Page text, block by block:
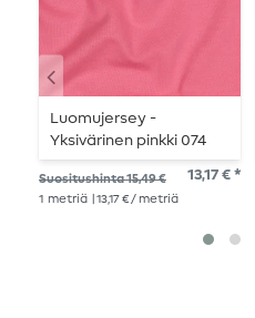
Luomujersey -
Yksivärinen pinkki 074
Suositushinta 15,49 € 13,17 € *
1 metriä | 13,17 € / metriä